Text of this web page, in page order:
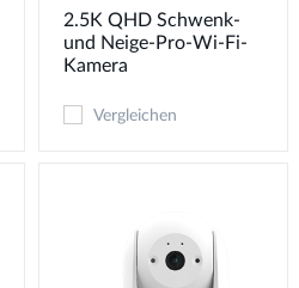
2.5K QHD Schwenk-
und Neige-Pro-Wi-Fi-
Kamera
Vergleichen